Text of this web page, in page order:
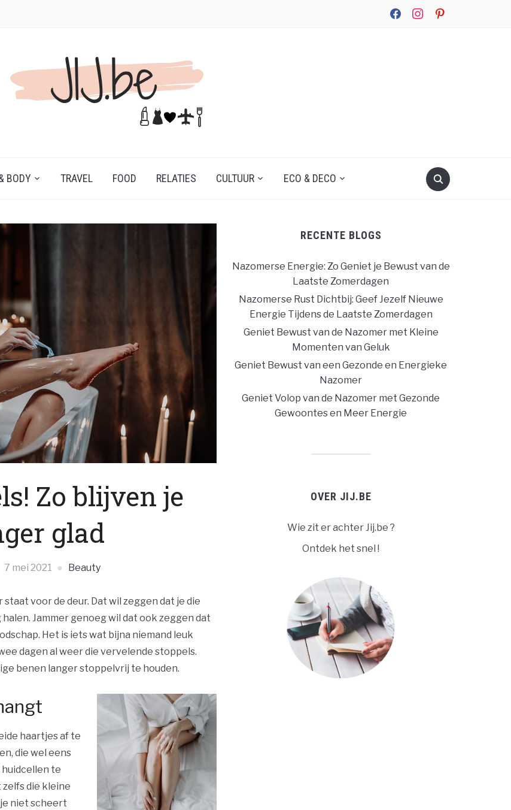
facebookinstagrampinterest
BODY TRAVEL FOOD RELATIES CULTUUR ECO & DECO
Zo blijven je
glad
7 mei 2021 Beauty
voor de deur. Dat wil zeggen dat je die
Jammer genoeg wil dat ook zeggen dat
Het is iets wat bijna niemand leuk
dagen al weer die vervelende stoppels.
benen langer stoppelvrij te houden.
haartjes af te
die wel eens
te
die kleine
niet scheert
RECENTE BLOGS
Nazomerse Energie: Zo Geniet je Bewust van de
Laatste Zomerdagen
Nazomerse Rust Dichtbij: Geef Jezelf Nieuwe
Energie Tijdens de Laatste Zomerdagen
Geniet Bewust van de Nazomer met Kleine
Momenten van Geluk
Geniet Bewust van een Gezonde en Energieke
Nazomer
Geniet Volop van de Nazomer met Gezonde
Gewoontes en Meer Energie
OVER JIJ.BE
Wie zit er achter Jij.be ?
Ontdek het snel !